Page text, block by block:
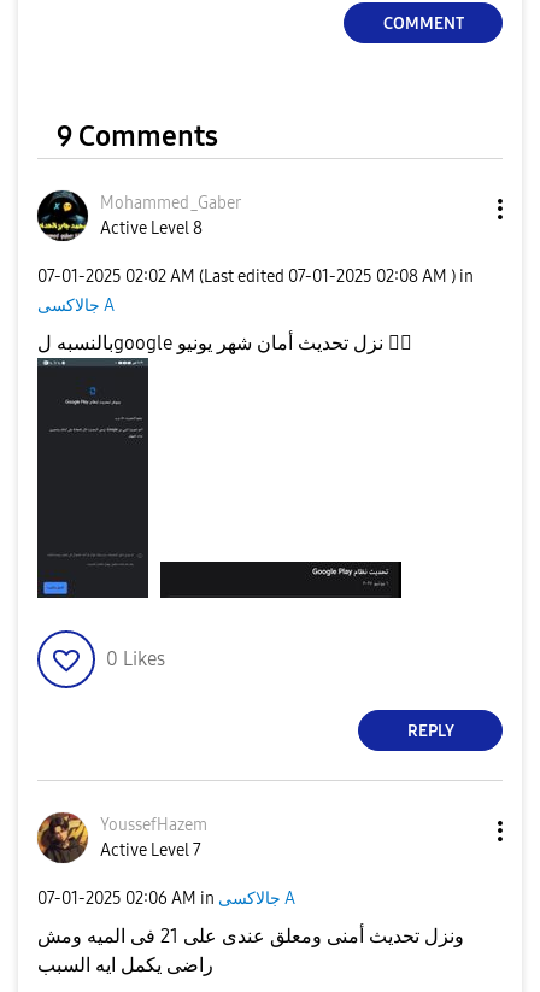
COMMENT
9 Comments
Mohammed_Gaber
Active Level 8
‎07-01-2025 02:02 AM (Last edited ‎07-01-2025 02:08 AM ) in
جالاكسى A
👍🏻
0 Likes
REPLY
YoussefHazem
Active Level 7
‎07-01-2025 02:06 AM in جالاكسى A
ونزل تحديث أمنى ومعلق عندى على 21 فى الميه ومش
راضى يكمل ايه السبب